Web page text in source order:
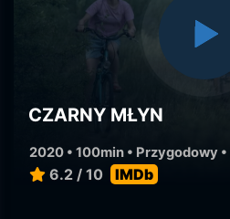
CZARNY MŁYN
2020 • 100min • Przygodowy •
6.2 / 10 IMDb